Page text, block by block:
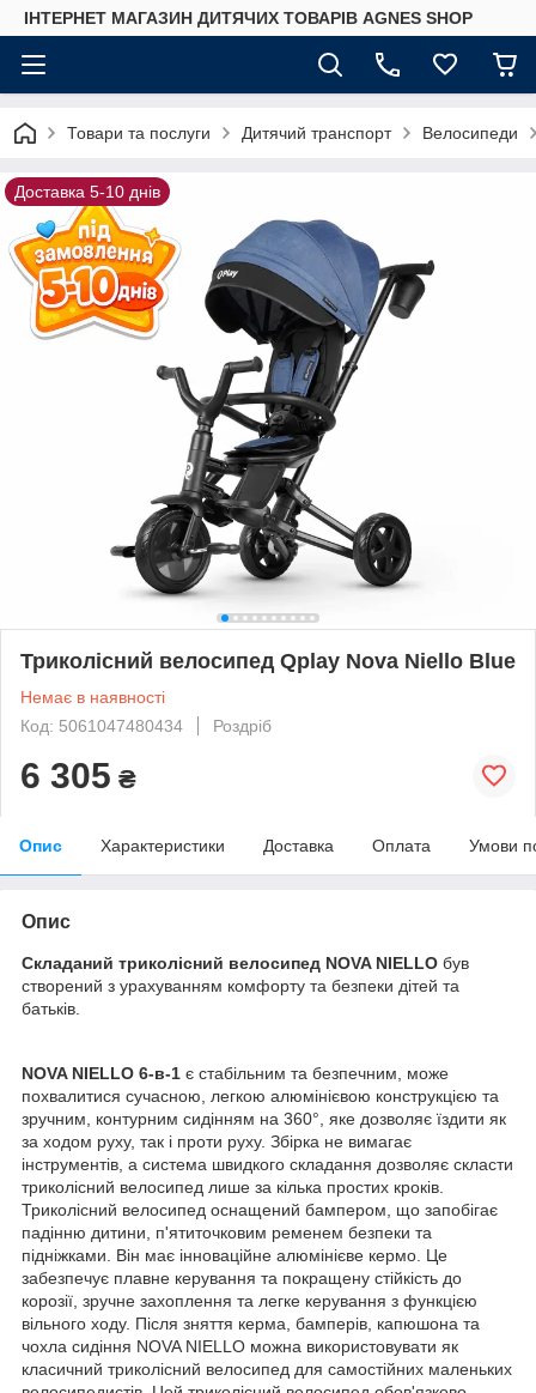
ІНТЕРНЕТ МАГАЗИН ДИТЯЧИХ ТОВАРІВ AGNES SHOP
Товари та послуги Дитячий транспорт Велосипеди
Доставка 5-10 днів
Триколісний велосипед Qplay Nova Niello Blue
Немає в наявності
Код: 5061047480434
Роздріб
6 305 ₴
Опис Характеристики Доставка Оплата Умови
Опис
Складаний триколісний велосипед NOVA NIELLO був
створений з урахуванням комфорту та безпеки дітей та
батьків.
NOVA NIELLO 6-в-1 є стабільним та безпечним, може
похвалитися сучасною, легкою алюмінієвою конструкцією та
зручним, контурним сидінням на 360°, яке дозволяє їздити як
за ходом руху, так і проти руху. Збірка не вимагає
інструментів, а система швидкого складання дозволяє скласти
триколісний велосипед лише за кілька простих кроків.
Триколісний велосипед оснащений бампером, що запобігає
падінню дитини, п'ятиточковим ременем безпеки та
підніжками. Він має інноваційне алюмінієве кермо. Це
забезпечує плавне керування та покращену стійкість до
корозії, зручне захоплення та легке керування з функцією
вільного ходу. Після зняття керма, бамперів, капюшона та
чохла сидіння NOVA NIELLO можна використовувати як
класичний триколісний велосипед для самостійних маленьких